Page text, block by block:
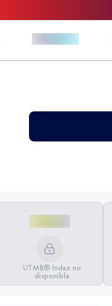
UTMB® Index no
disponible